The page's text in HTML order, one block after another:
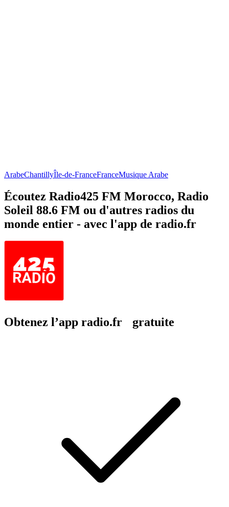
ArabeChantillyÎle-de-FranceFranceMusique Arabe
Écoutez Radio425 FM Morocco, Radio
Soleil 88.6 FM ou d'autres radios du
monde entier - avec l'app de radio.fr
Obtenez l’app radio.fr gratuite